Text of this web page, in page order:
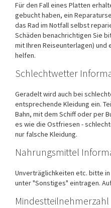
Für den Fall eines Platten
gebucht haben, ein
das Rad im Notfall selbst
Schäden benachrichtigen Sie
mit Ihren Reiseunterlagen) und
helfen.
Schlechtwetter
Geradelt wird auch bei
entsprechende Kleidung ein.
Bahn, mit dem Schiff oder per
es wie die Ostfriesen -
nur falsche Kleidung.
Nahrungsmittel
Unverträglichkeiten etc. bitte
unter "Sonstiges" eintragen.
Mindestteilnehmerzahl